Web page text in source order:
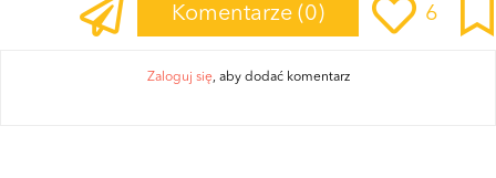
Komentarze (0) 6
Zaloguj się, aby dodać komentarz